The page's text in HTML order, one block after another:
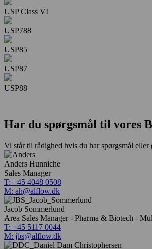
USP Class VI
USP788
USP85
USP87
USP88
Har du spørgsmål til vores
Vi står til rådighed hvis du har spørgsmål
Anders Hunniche
Sales Manager
T: +45 4048 0508
M: ah@alflow.dk
Jacob Sommerlund
Area Sales Manager - Pharma & Biotech -
T: +45 5117 0044
M: jbs@alflow.dk